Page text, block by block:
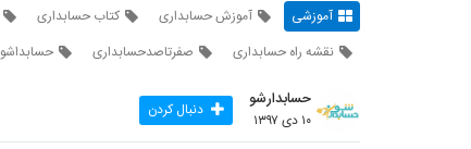
آموزشی آموزش حسابداری کتاب حسابداری
نقشه راه حسابداری
صفرتاصدحسابداری حسابداشو
حسابدارشو
۱۰ دی ۱۳۹۷ دنبال کردن